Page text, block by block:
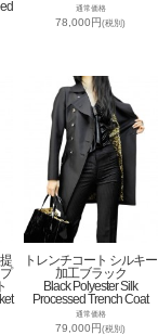
通常価格
78,000円(税別)
トレンチコート シルキー
加工ブラック
Black Polyester Silk
Processed Trench Coat
通常価格
79,000円(税別)